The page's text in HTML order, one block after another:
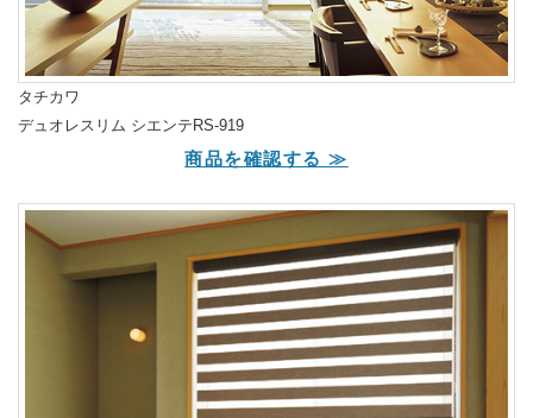
タチカワ
デュオレスリム シエンテRS-919
商品を確認する ≫